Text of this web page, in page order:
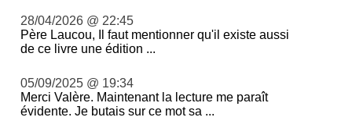
28/04/2026 @ 22:45
Père Laucou, Il faut mentionner qu'il existe aussi
de ce livre une édition ...
05/09/2025 @ 19:34
Merci Valère. Maintenant la lecture me paraît
évidente. Je butais sur ce mot sa ...